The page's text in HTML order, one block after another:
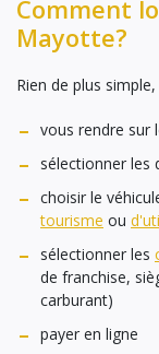
Comment
Mayotte?
Rien de plus
vous rendre sur
sélectionner les
choisir le
tourisme ou
sélectionner les
de franchise,
carburant)
payer en ligne